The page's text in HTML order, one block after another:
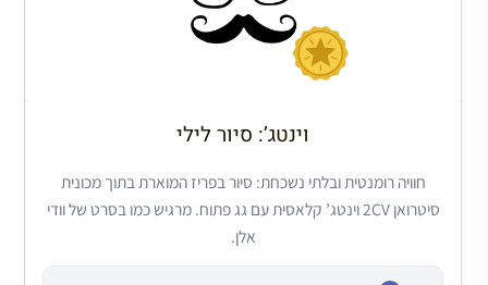
וינטג’: סיור לילי
חוויה רומנטית ובלתי נשכחת: סיור בפריז המוארת בתוך מכונית
סיטרואן 2CV וינטג’ קלאסית עם גג פתוח. מרגיש כמו בסרט של וודי
אלן.